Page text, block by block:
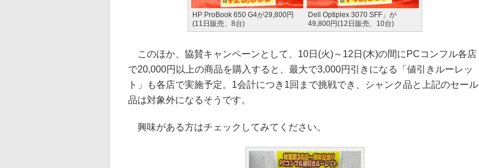
HP ProBook 650 G4が29,800円
(11日販売、8台)
Dell Optiplex 3070 SFF」が
49,800円(12日販売、10台)
このほか、協賛キャンペーンとして、10日(火)～12日(木)の間にPCコンフル各店
で20,000円以上の商品を購入すると、最大で3,000円引きになる「値引きルーレッ
ト」も各店で実施予定。1会計につき1回まで挑戦でき、シャンク品と上記のセール
品は対象外になるそうです。
興味がある方はチェックしてみてください。